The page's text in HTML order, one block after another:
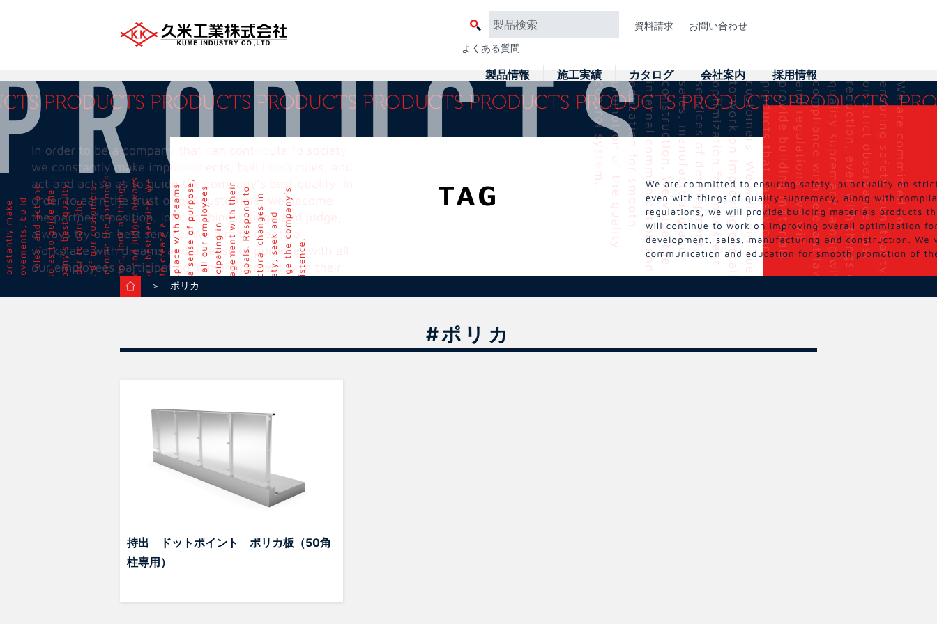
資料請求
お問い合わせ
よくある質問
製品情報 施工実績 カタログ 会社案内 採用情報
TAG
＞ ポリカ
#ポリカ
持出 ドットポイント ポリカ板（50角
柱専用）